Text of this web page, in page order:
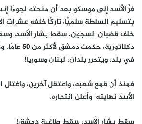
فرَّ الأسد إلى موسكو بعد أن منحته لجوءًا
بتسليم السلطة سلميًا، تاركًا خلفه عشرات
خلف قضبان السجون. سقط بشار الأسد،
دكتاتورية،
في بلد، ويتحرر بلدان، لبنان وسوريا!
فمنذ أن قمع شعبه، واعتقل آخرين، واغتال
الأسد نهايته، وأعلن انتحاره.